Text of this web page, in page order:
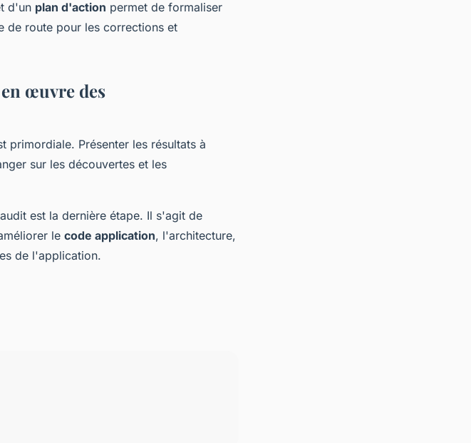
d'un plan d'action permet de formaliser
de route pour les corrections et
œuvre des
primordiale. Présenter les résultats à
sur les découvertes et les
est la dernière étape. Il s'agit de
le code application, l'architecture,
de l'application.